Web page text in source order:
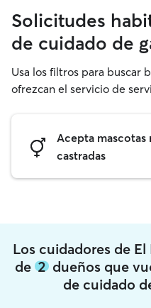
Solicitudes
de cuidado de
Usa los filtros para buscar
ofrezcan el servicio de
Acepta mascotas
castradas
Los cuidadores de
de 2 dueños que
de cuidado